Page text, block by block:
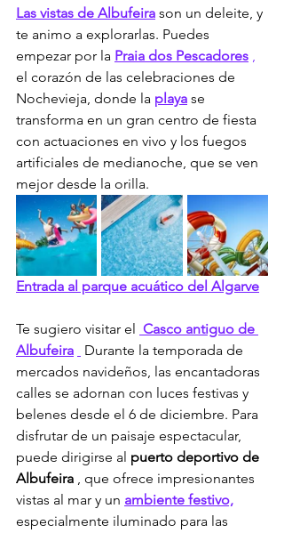
Las vistas de Albufeira son un deleite, y
te animo a explorarlas. Puedes
empezar por la Praia dos Pescadores ,
el corazón de las celebraciones de
Nochevieja, donde la playa se
transforma en un gran centro de fiesta
con actuaciones en vivo y los fuegos
artificiales de medianoche, que se ven
mejor desde la orilla.
Entrada al parque acuático del Algarve
Te sugiero visitar el
Casco antiguo de
Albufeira
Durante la temporada de
mercados navideños, las encantadoras
calles se adornan con luces festivas y
belenes desde el 6 de diciembre. Para
disfrutar de un paisaje espectacular,
puede dirigirse al puerto deportivo de
Albufeira , que ofrece impresionantes
vistas al mar y un ambiente festivo,
especialmente iluminado para las